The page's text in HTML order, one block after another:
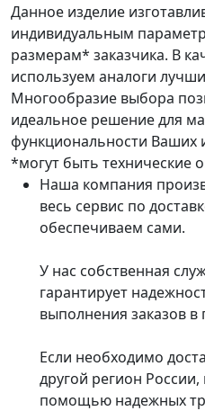
Данное изделие
индивидуальным
размерам* заказчика. В
используем аналоги
Многообразие выбора
идеальное решение для
функциональности Ваших
*могут быть технические
Наша компания
весь сервис по
обеспечиваем сами.
У нас собственная
гарантирует
выполнения заказов
Если необходимо
другой регион
помощью надежных